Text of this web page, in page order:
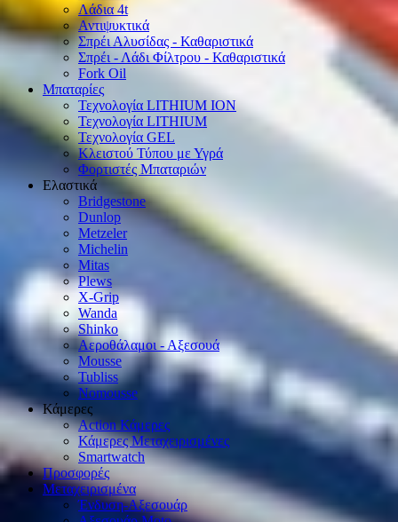
Λάδια 4t
Αντιψυκτικά
Σπρέι Αλυσίδας - Καθαριστικά
Σπρέι - Λάδι Φίλτρου - Καθαριστικά
Fork Oil
Μπαταρίες
Τεχνολογία LITHIUM ION
Τεχνολογία LITHIUM
Τεχνολογία GEL
Κλειστού Τύπου με Υγρά
Φορτιστές Μπαταριών
Ελαστικά
Bridgestone
Dunlop
Metzeler
Michelin
Mitas
Plews
X-Grip
Wanda
Shinko
Αεροθάλαμοι - Αξεσουά
Mousse
Tubliss
Nomousse
Κάμερες
Action Κάμερες
Κάμερες Μεταχειρισμένες
Smartwatch
Προσφορές
Μεταχειρισμένα
Ένδυση-Αξεσουάρ